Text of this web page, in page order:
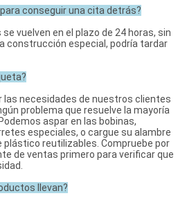
conseguir una cita detrás?
vuelven en el plazo de 24 horas, sin
construcción especial, podría tardar
las necesidades de nuestros clientes
problema que resuelve la mayoría
aspar en las bobinas,
especiales, o cargue su alambre
plástico reutilizables. Compruebe por
de ventas primero para verificar que
llevan?